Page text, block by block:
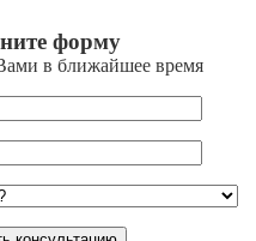
форму
в ближайшее время